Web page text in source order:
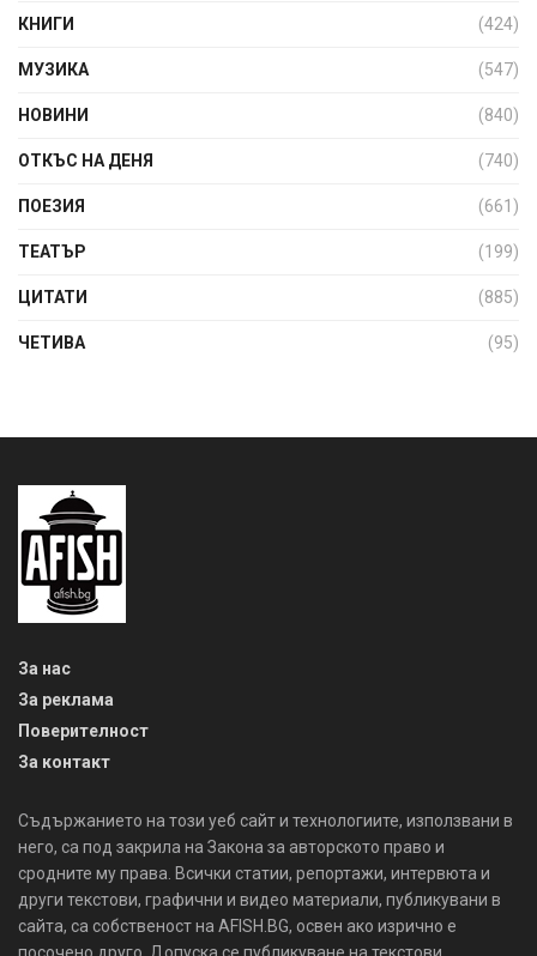
КНИГИ (424)
МУЗИКА (547)
НОВИНИ (840)
ОТКЪС НА ДЕНЯ (740)
ПОЕЗИЯ (661)
ТЕАТЪР (199)
ЦИТАТИ (885)
ЧЕТИВА (95)
За нас
За реклама
Поверителност
За контакт
Съдържанието на този уеб сайт и технологиите, използвани в
него, са под закрила на Закона за авторското право и
сродните му права. Всички статии, репортажи, интервюта и
други текстови, графични и видео материали, публикувани в
сайта, са собственост на AFISH.BG, освен ако изрично е
посочено друго. Допуска се публикуване на текстови